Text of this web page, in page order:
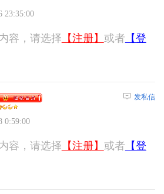
23:35:00
容，请选择 【注册】 或者 【登
0:59:00
发私信
容，请选择 【注册】 或者 【登